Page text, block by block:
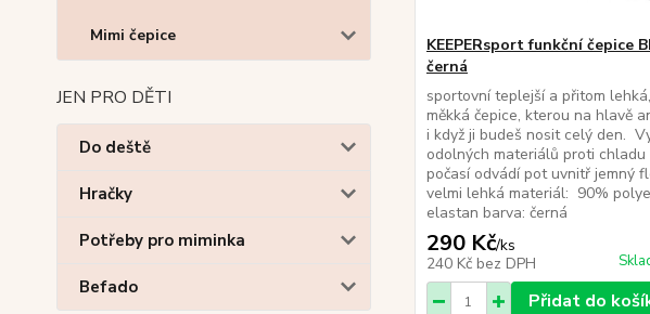
Mimi čepice
JEN PRO DĚTI
Do deště
Hračky
Potřeby pro miminka
Befado
KEEPERsport funkční čepice
černá
sportovní teplejší a přitom
měkká čepice, kterou na hlavě
i když ji budeš nosit celý den.
odolných materiálů proti chladu
počasí odvádí pot uvnitř jemný
velmi lehká materiál: 90%
elastan barva: černá
290 Kč/ks
240 Kč bez DPH
Přidat do